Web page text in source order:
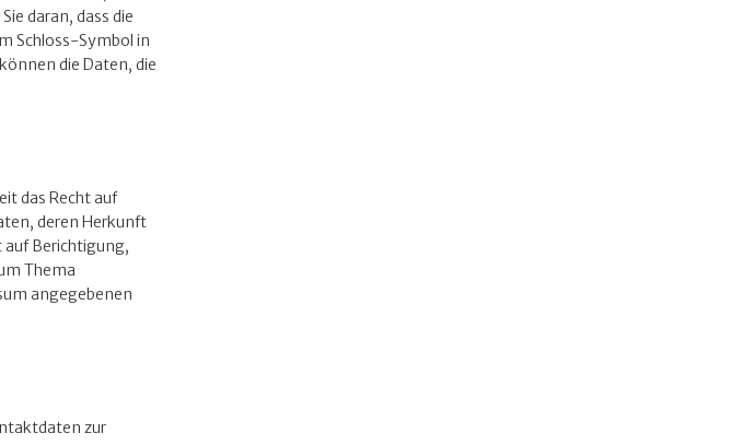
daran, dass die
Schloss-Symbol in
die Daten, die
das Recht auf
deren Herkunft
auf Berichtigung,
Thema
angegebenen
zur